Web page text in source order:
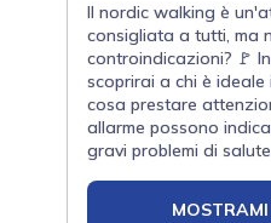
Il nordic walking è
consigliata a tutti, ma
controindicazioni? 🚩
scoprirai a chi è
cosa prestare
allarme possono
gravi problemi di